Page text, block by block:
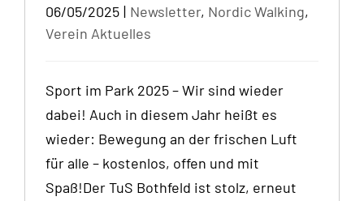
06/05/2025 | Newsletter, Nordic Walking,
Verein Aktuelles
Sport im Park 2025 – Wir sind wieder
dabei! Auch in diesem Jahr heißt es
wieder: Bewegung an der frischen Luft
für alle – kostenlos, offen und mit
Spaß!Der TuS Bothfeld ist stolz, erneut